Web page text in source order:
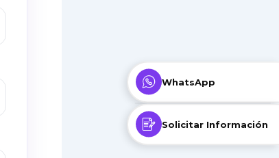
WhatsApp
Solicitar Información